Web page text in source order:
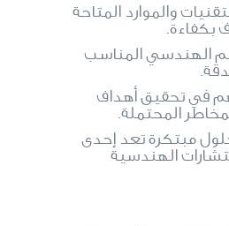
والموارد المتاحة
بكفاءة.
الهندسي المناسب
في تحقيق أهداف
المحتملة.
مبتكرة تعد إحدى
الهندسية